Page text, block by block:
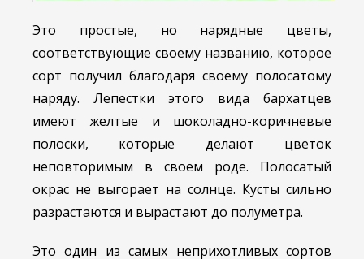
Это простые, но нарядные цветы,
соответствующие своему названию, которое
сорт получил благодаря своему полосатому
наряду. Лепестки этого вида бархатцев
имеют желтые и шоколадно-коричневые
полоски, которые делают цветок
неповторимым в своем роде. Полосатый
окрас не выгорает на солнце. Кусты сильно
разрастаются и вырастают до полуметра.
Это один из самых неприхотливых сортов